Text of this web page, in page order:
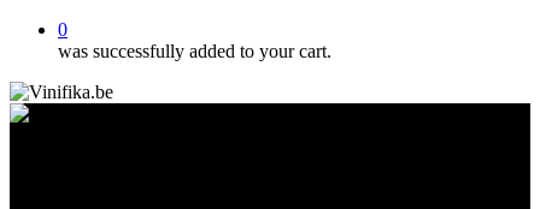
0
was successfully added to your cart.